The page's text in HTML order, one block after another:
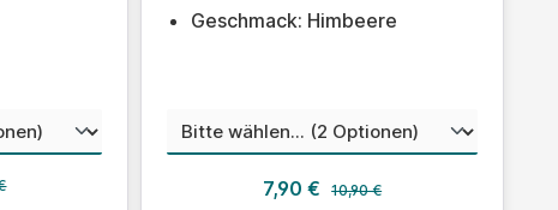
Preis:
Geschmack: Himbeere
Nikotinstärkeauswählen
Verkaufspreis:
7,90 € Regulärer Preis:
10,90 €